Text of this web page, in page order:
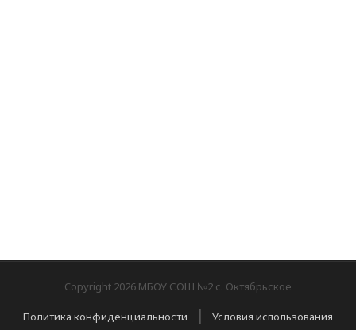
Copyright 2026 МБОУ СОШ №2 с. Октябрьское
Политика конфиденциальности | Условия использования